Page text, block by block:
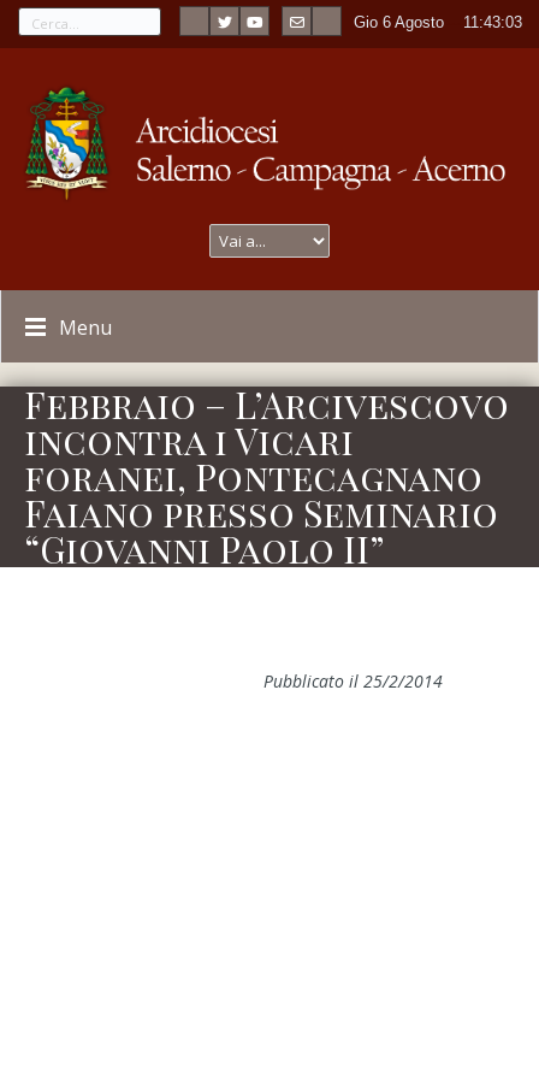
Gio 6 Agosto 11:43:03
Menu
Febbraio – L’Arcivescovo
incontra i Vicari
foranei, Pontecagnano
Faiano presso Seminario
“Giovanni Paolo II”
Pubblicato il 25/2/2014